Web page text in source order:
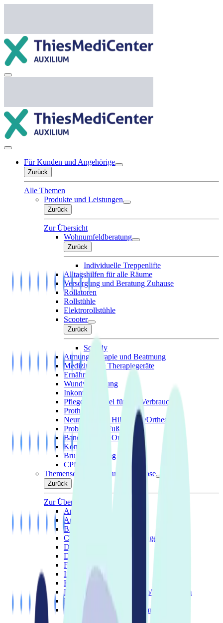
Für Kunden und Angehörige
Zurück
Alle Themen
Produkte und Leistungen
Zurück
Zur Übersicht
Wohnumfeldberatung
Zurück
Individuelle Treppenlifte
Alltagshilfen für alle Räume
Versorgung und Beratung Zuhause
Rollatoren
Rollstühle
Elektrorollstühle
Scooter
Zurück
Scuddy
Atmungstherapie und Beatmung
Medizinische Therapiegeräte
Ernährung
Wundversorgung
Inkontinenz
Pflegehilfsmittel für den Verbrauch
Prothesen
Neurologische Hilfsmittel/Orthesen
Problemzone Fuß
Bandagen und Orthesen
Kompression
Brustversorgung
CPM
Themenschwerpunkt und Diagnose
Zurück
Zur Übersicht
Amputation
Arthrose
Brustkrebs
Chronischer Sauerstoffmangel
Dekubitus
Diabetes
Fistel
Inkontinenz
Knieverletzung
Lymphologie und Lipödem/Lymphödem
Mangelernährung
Neurologische und neuromuskuläre